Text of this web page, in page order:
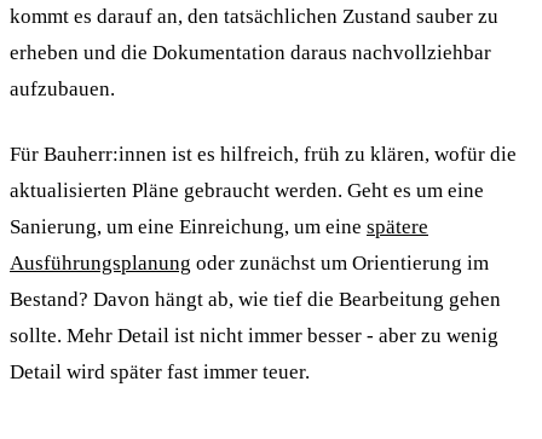
kommt es darauf an, den tatsächlichen Zustand sauber zu
erheben und die Dokumentation daraus nachvollziehbar
aufzubauen.
Für Bauherr:innen ist es hilfreich, früh zu klären, wofür die
aktualisierten Pläne gebraucht werden. Geht es um eine
Sanierung, um eine Einreichung, um eine spätere
Ausführungsplanung oder zunächst um Orientierung im
Bestand? Davon hängt ab, wie tief die Bearbeitung gehen
sollte. Mehr Detail ist nicht immer besser - aber zu wenig
Detail wird später fast immer teuer.